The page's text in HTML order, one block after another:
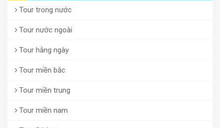
Tour trong nước
Tour nước ngoài
Tour hằng ngày
Tour miền bắc
Tour miền trung
Tour miền nam